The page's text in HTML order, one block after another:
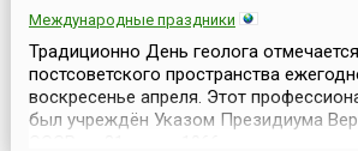
Международные праздники
Традиционно День геолога
постсоветского пространства
воскресенье апреля. Этот
был учреждён Указом Президиума